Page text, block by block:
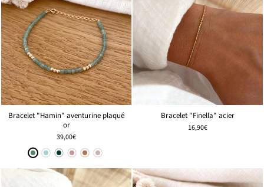
Bracelet "Hamin" aventurine plaqué
or
39,00€
Bracelet "Finella" acier
16,90€